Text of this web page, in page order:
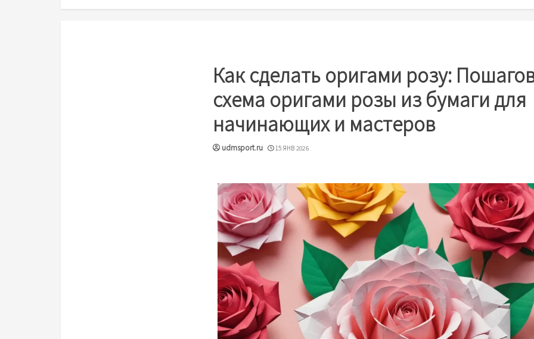
Как сделать оригами розу:
схема оригами розы из бумаги для
начинающих и мастеров
udmsport.ru 15 ЯНВ 2026